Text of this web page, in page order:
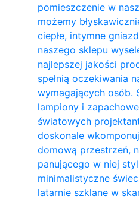
pomieszczenie w
możemy
ciepłe, intymne
naszego sklepu
najlepszej jakości
spełnią oczekiwania
wymagających osób.
lampiony i
światowych
doskonale
domową przestrzeń,
panującego w niej
minimalistyczne
latarnie szklane w